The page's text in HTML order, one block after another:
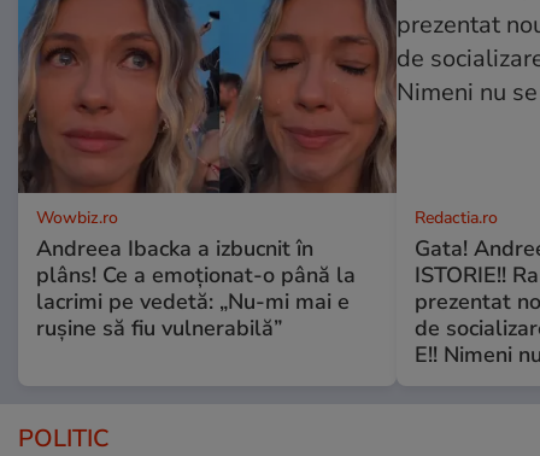
Wowbiz.ro
Andreea Ibacka a izbucnit în
plâns! Ce a emoționat-o până la
lacrimi pe vedetă: „Nu-mi mai e
rușine să fiu vulnerabilă”
Redactia.ro
Gata!
ISTORIE!!
prezentat
de
E!! Nimeni
POLITIC